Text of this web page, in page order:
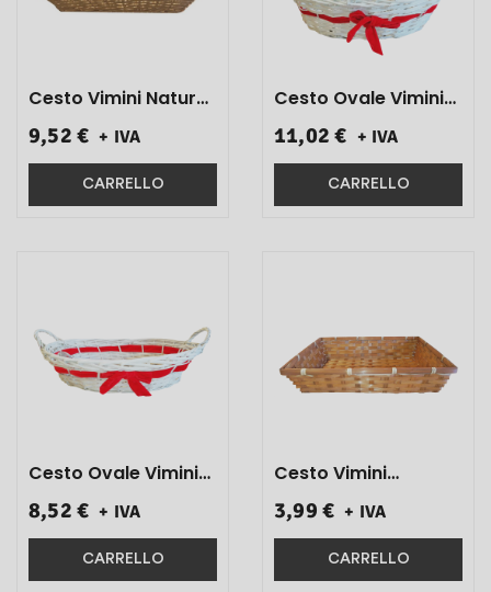
Cesto Vimini Natural
C/Manici 50x35x14 1
Pz}
9,52 € + IVA
CARRELLO
Cesto Ovale Vimini
Fiocco Rosso
50x39x16 1 Pz}
11,02 € + IVA
CARRELLO
Cesto Ovale Vimini
Fiocco Rosso
49x40x12 1 Pz}
8,52 € + IVA
CARRELLO
Cesto Vimini
Marrone 38 X 26 1
Pz}
3,99 € + IVA
CARRELLO